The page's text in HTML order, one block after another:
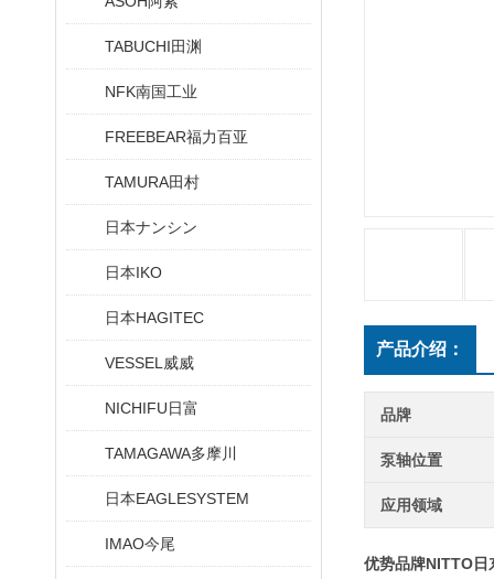
TABUCHI田渊
NFK南国工业
FREEBEAR福力百亚
TAMURA田村
日本ナンシン
日本IKO
日本HAGITEC
VESSEL威威
NICHIFU日富
TAMAGAWA多摩川
日本EAGLESYSTEM
IMAO今尾
产品介绍：
品牌
泵轴位置
应用领域
优势品牌NITTO日